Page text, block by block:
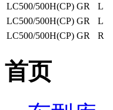
LC500/500H(CP) GR L
LC500/500H(CP) GR L
LC500/500H(CP) GR R
首页